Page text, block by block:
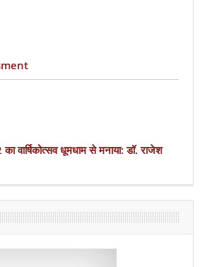
वार्षिकोत्सव धूमधाम से मनाया: डॉ. राजेश